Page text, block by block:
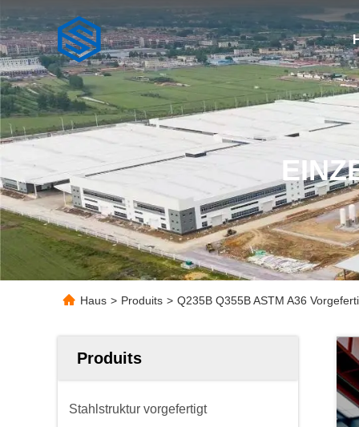
Haus > Produits > Q235B Q355B ASTM A36
Produits
Stahlstruktur vorgefertigt